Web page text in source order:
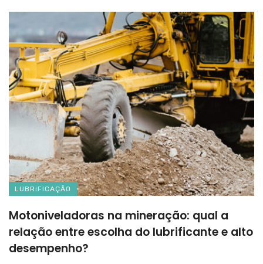
LUBRIFICAÇÃO
Motoniveladoras na mineração: qual a
relação entre escolha do lubrificante e alto
desempenho?